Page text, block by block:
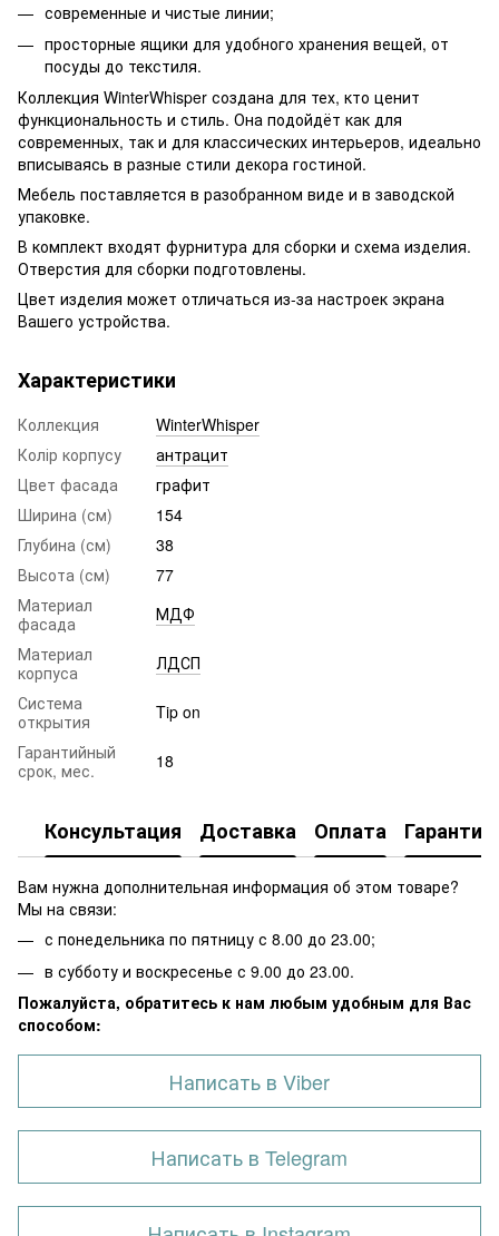
современные и чистые линии;
просторные ящики для удобного хранения вещей, от
посуды до текстиля.
Коллекция WinterWhisper создана для тех, кто ценит
функциональность и стиль. Она подойдёт как для
современных, так и для классических интерьеров, идеально
вписываясь в разные стили декора гостиной.
Мебель поставляется в разобранном виде и в заводской
упаковке.
В комплект входят фурнитура для сборки и схема изделия.
Отверстия для сборки подготовлены.
Цвет изделия может отличаться из-за настроек экрана
Вашего устройства.
Характеристики
Коллекция
WinterWhisper
Колір корпусу
антрацит
Цвет фасада
графит
Ширина (см)
154
Глубина (см)
38
Высота (см)
77
Материал
фасада
МДФ
Материал
корпуса
ЛДСП
Система
открытия
Tip on
Гарантийный
срок, мес.
18
Консультация Доставка Оплата Гарантия
Вам нужна дополнительная информация об этом товаре?
Мы на связи:
с понедельника по пятницу с 8.00 до 23.00;
в субботу и воскресенье с 9.00 до 23.00.
Пожалуйста, обратитесь к нам любым удобным для Вас
способом:
Написать в Viber
Написать в Telegram